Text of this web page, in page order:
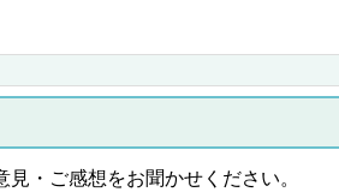
・ご感想をお聞かせください。